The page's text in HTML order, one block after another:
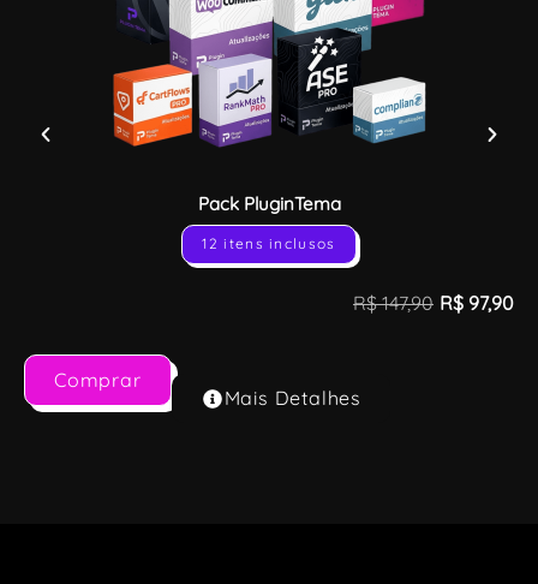
Pack PluginTema
12 itens inclusos
R$147,90 R$ 97,90
Comprar
Mais Detalhes